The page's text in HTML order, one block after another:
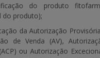
do produto
do produto);
da Autorização
de Venda (AV),
ou Autorização